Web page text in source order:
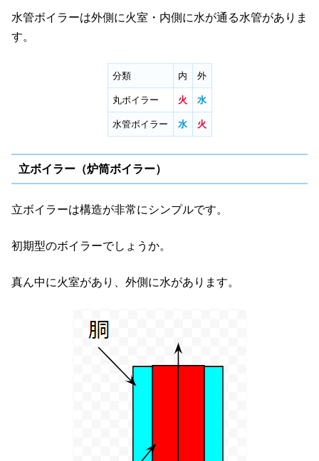
水管ボイラーは外側に火室・内側に水が通る水管がありま
す。
分類 内 外
丸ボイラー 火 水
水管ボイラー 水 火
立ボイラー（炉筒ボイラー）
立ボイラーは構造が非常にシンプルです。
初期型のボイラーでしょうか。
真ん中に火室があり、外側に水があります。